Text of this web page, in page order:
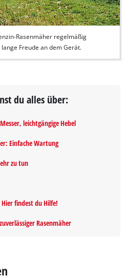
Rasenmäher regelmäßig
Freude an dem Gerät.
du alles über:
leichtgängige Hebel
Einfache Wartung
zu tun
findest du Hilfe!
Rasenmäher